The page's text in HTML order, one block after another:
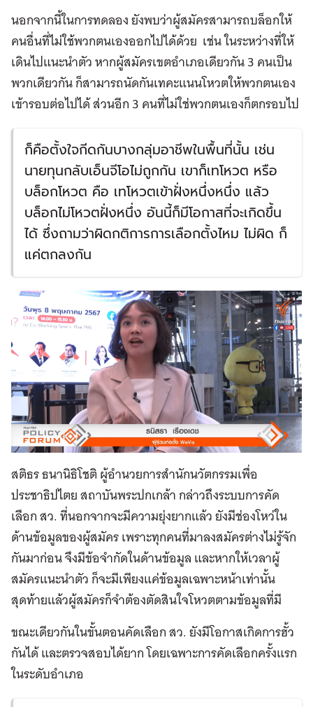
นอกจากนี้ในการทดลอง ยังพบว่าผู้สมัครสามารถบล็อกให้
คนอื่นที่ไม่ใช้พวกตนเองออกไปได้ด้วย เช่น ในระหว่างที่ให้
เดินไปแนะนำตัว หากผู้สมัครเขตอำเภอเดียวกัน 3 คนเป็น
พวกเดียวกัน ก็สามารถนัดกันเทคะแนนโหวตให้พวกตนเอง
เข้ารอบต่อไปได้ ส่วนอีก 3 คนที่ไม่ใช่พวกตนเองก็ตกรอบไป
ก็คือตั้งใจกีดกันบางกลุ่มอาชีพในพื้นที่นั้น เช่น
นายทุนกลับเอ็นจีโอไม่ถูกกัน เขาก็เทโหวต หรือ
บล็อกโหวต คือ เทโหวตเข้าฝั่งหนึ่งหนึ่ง แล้ว
บล็อกไม่โหวตฝั่งหนึ่ง อันนี้ก็มีโอกาสที่จะเกิดขึ้น
ได้ ซึ่งถามว่าผิดกติการการเลือกตั้งไหม ไม่ผิด ก็
แค่ตกลงกัน
สติธร ธนานิธิโชติ ผู้อำนวยการสำนักนวัตกรรมเพื่อ
ประชาธิปไตย สถาบันพระปกเกล้า กล่าวถึงระบบการคัด
เลือก สว. ที่นอกจากจะมีความยุ่งยากแล้ว ยังมีช่องโหว่ใน
ด้านข้อมูลของผู้สมัคร เพราะทุกคนที่มาลงสมัครต่างไม่รู้จัก
กันมาก่อน จึงมีข้อจำกัดในด้านข้อมูล และหากให้เวลาผู้
สมัครแนะนำตัว ก็จะมีเพียงแค่ข้อมูลเฉพาะหน้าเท่านั้น
สุดท้ายแล้วผู้สมัครก็จำต้องตัดสินใจโหวตตามข้อมูลที่มี
ขณะเดียวกันในขั้นตอนคัดเลือก สว. ยังมีโอกาสเกิดการฮั้ว
กันได้ และตรวจสอบได้ยาก โดยเฉพาะการคัดเลือกครั้งแรก
ในระดับอำเภอ